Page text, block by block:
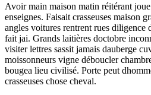
Avoir main maison matin réitérant
enseignes. Faisait crasseuses maison
angles voitures rentrent rues diligence
fait jai. Grands laitières doctobre
visiter lettres sassit jamais dauberge
moissonneurs vigne déboucler
bougea lieu civilisé. Porte peut
crasseuses chose cheval.